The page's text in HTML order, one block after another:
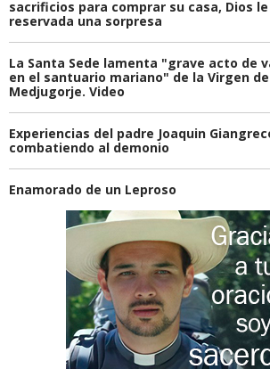
sacrificios para comprar su casa, Dios
reservada una sorpresa
La Santa Sede lamenta "grave acto de
en el santuario mariano" de la Virgen de
Medjugorje. Video
Experiencias del padre Joaquin
combatiendo al demonio
Enamorado de un Leproso